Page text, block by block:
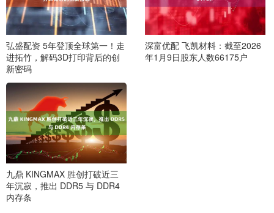
弘盛配资 5年登顶全球第一！走
进拓竹，解码3D打印背后的创
新密码
深富优配 飞凯材料：截至2026
年1月9日股东人数66175户
九鼎 KINGMAX 胜创打破近三
年沉寂，推出 DDR5 与 DDR4
内存条